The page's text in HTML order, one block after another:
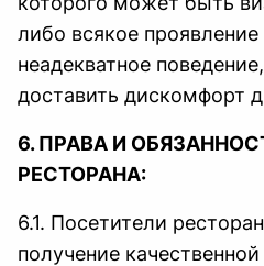
либо всякое
неадекватное
доставить дискомфорт
6. ПРАВА И
РЕСТОРАНА:
6.1. Посетители
получение